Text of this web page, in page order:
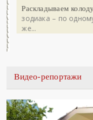
Раскладываем
зодиака – по
же...
Видео-репортажи